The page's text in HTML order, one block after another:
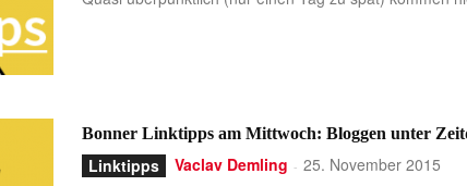
Bonner Linktipps am Mittwoch: Bloggen unter
Linktipps Vaclav Demling - 25. November 2015